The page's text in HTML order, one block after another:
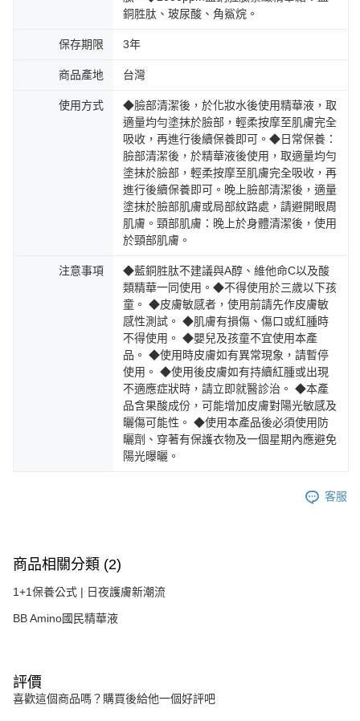
銅胜肽、玻尿酸、角鯊烷。
保存期限 3年
商品產地 台灣
使用方式
◆臉部清潔後，於化妝水後使用精華液，取
適量均勻塗抹於臉部，輕柔按摩至肌膚完全
吸收，再進行後續保養即可。◆日常保養：
臉部清潔後，於精華液後使用，取適量均勻
塗抹於臉部，輕柔按摩至肌膚完全吸收，再
進行後續保養即可。晚上臉部清潔後，適量
塗抹於臉部肌膚或局部紋路處，請避開眼周
肌膚。頸部肌膚：晚上於身體清潔後，使用
於頸部肌膚。
注意事項
◆藍銅胜肽不建議與A醇、維他命C以及酸
類精華一同使用。◆不得使用於三歲以下孩
童。 ◆皮膚敏感者，使用前請先作皮膚敏
感性測試。 ◆肌膚有損傷、傷口或紅腫時
不得使用。 ◆嬰兒及孩童不宜使用本產
品。 ◆使用時皮膚如有異常現象，請暫停
使用。 ◆使用後皮膚如有持續紅腫或出現
不適應症狀時，請立即就醫診治。 ◆本產
品含果酸成份，可能增加皮膚對陽光敏感及
曬傷可能性。 ◆使用本產品後必須使用防
曬劑、穿著有保護衣物及一個星期內應避免
陽光曝曬。
客服
商品相關分類 (2)
1+1保養公式 | 日夜護膚新潮流
BB Amino國民精華液
評價
喜歡這個商品嗎？購買後給他一個好評吧